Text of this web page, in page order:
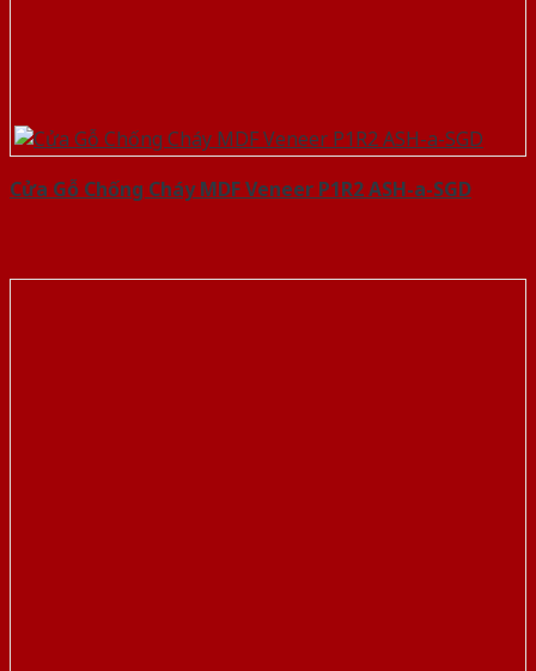
Cửa Gỗ Chống Cháy MDF Veneer P1R2 ASH-a-SGD